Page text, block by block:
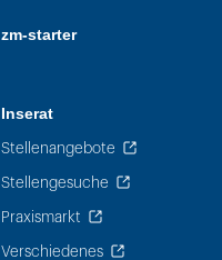
zm-starter
Inserat
Stellenangebote
Stellengesuche
Praxismarkt
Verschiedenes